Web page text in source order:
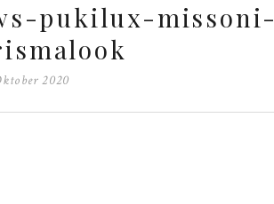
pukilux-missoni-
2020